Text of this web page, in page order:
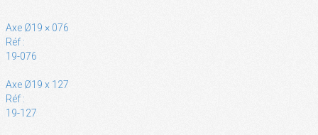
Axe Ø19 × 076
Réf :
19-076
Axe Ø19 x 127
Réf :
19-127